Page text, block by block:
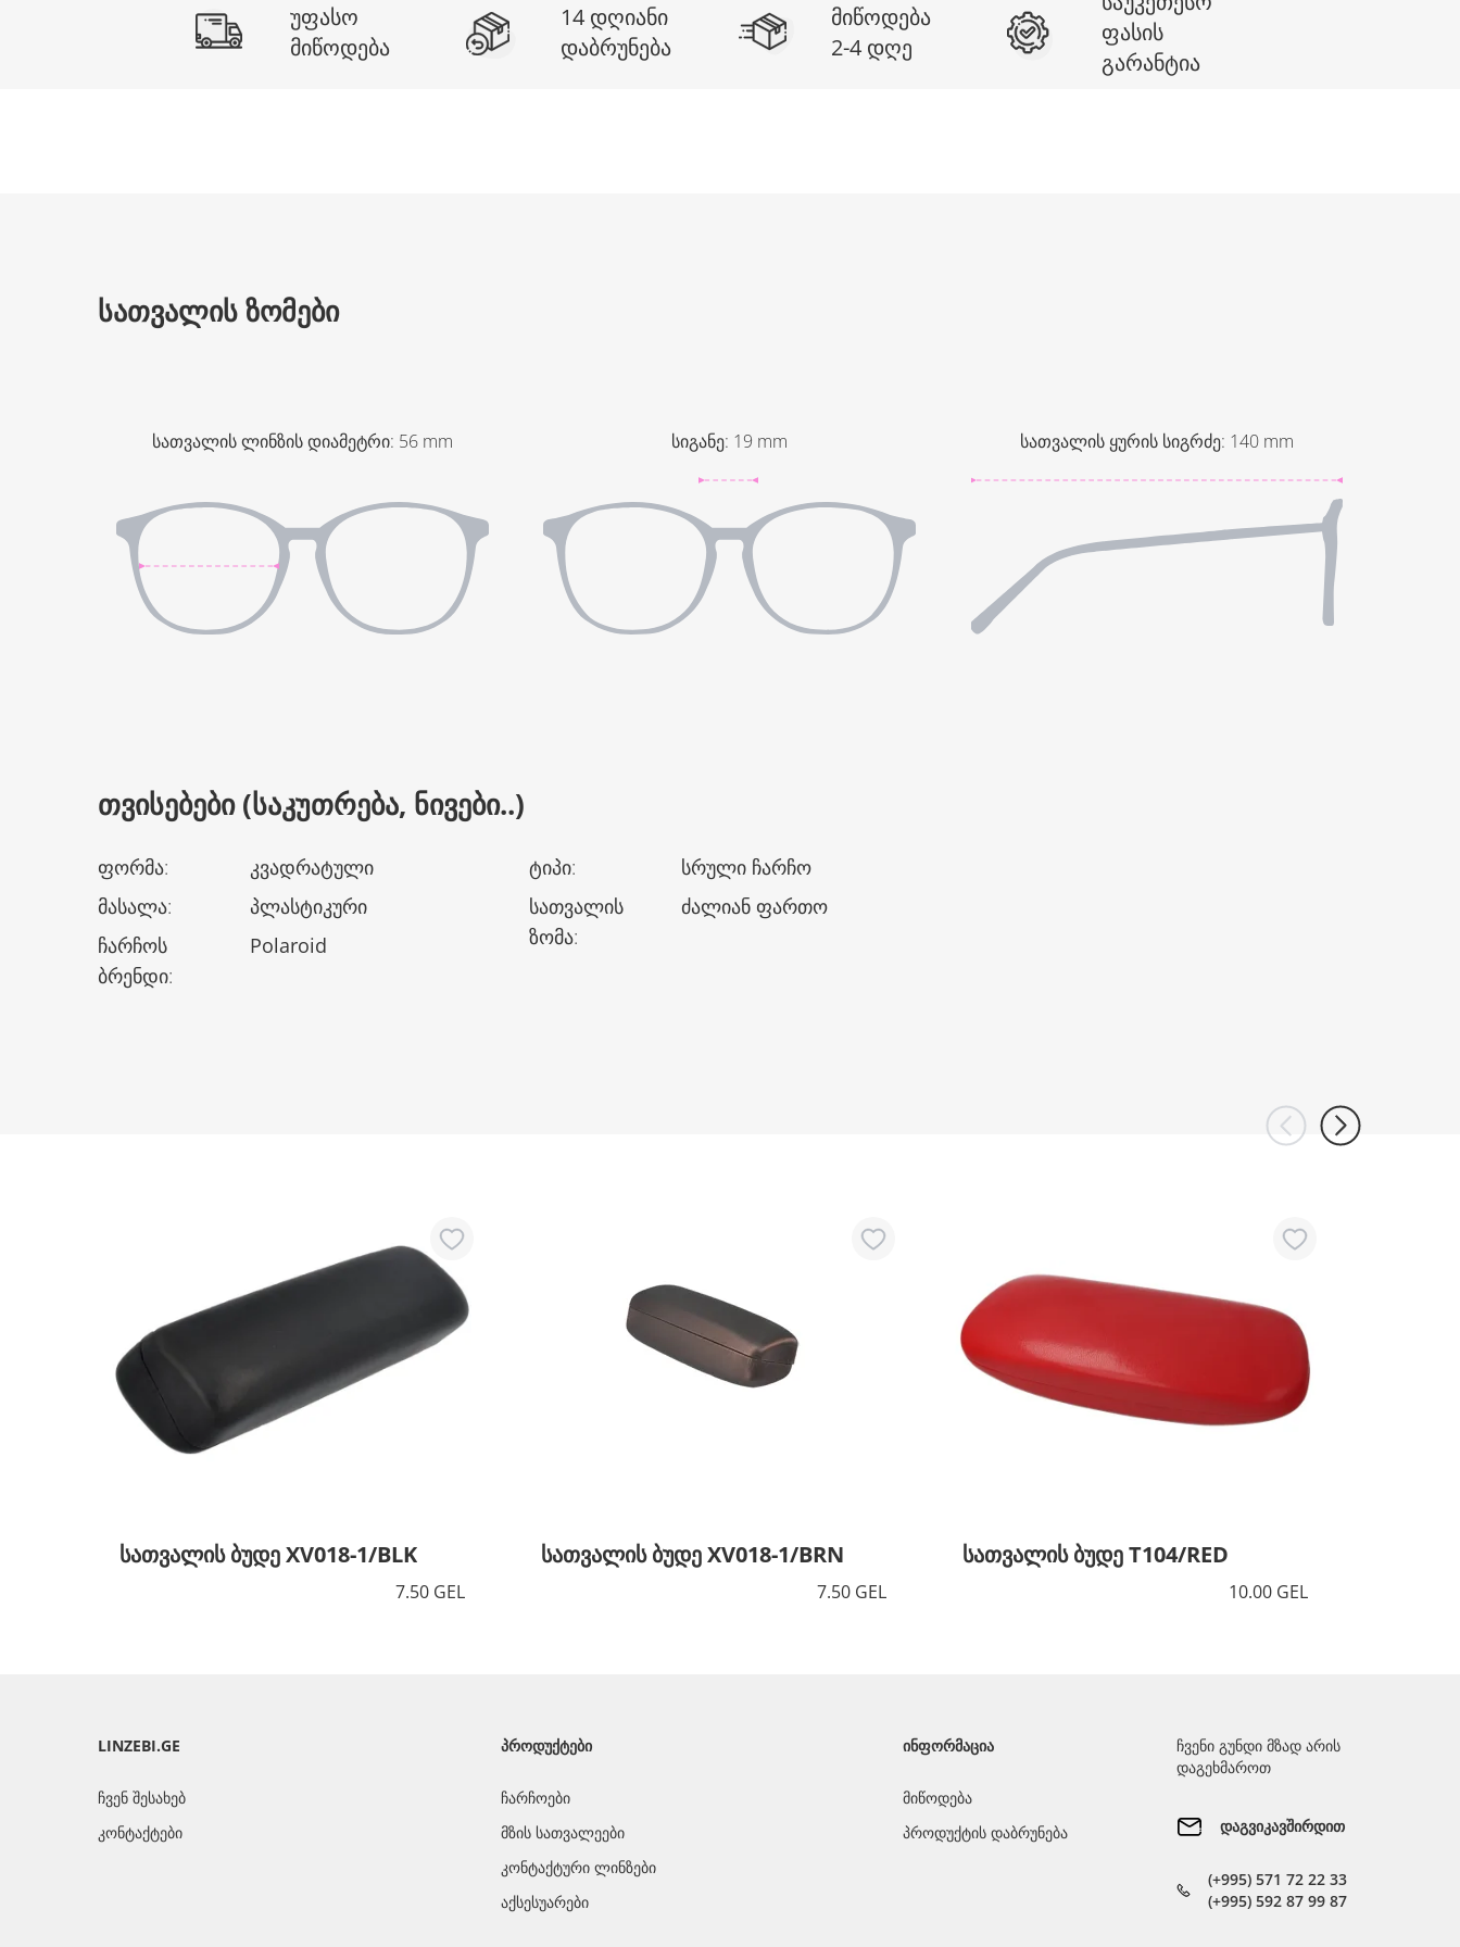
უფასო
მიწოდება
14 დღიანი
დაბრუნება
მიწოდება
2-4 დღე
ფასის
გარანტია
ᲡᲐᲗᲕᲐᲚᲘᲡ ᲖᲝᲛᲔᲑᲘ
სათვალის ლინზის დიამეტრი: 56 mm სიგანე: 19 mm სათვალის ყურის სიგრძე: 140 mm
ᲗᲕᲘᲡᲔᲑᲔᲑᲘ (ᲡᲐᲙᲣᲗᲠᲔᲑᲐ, ᲜᲘᲕᲔᲑᲘ..)
ფორმა:
კვადრატული
მასალა:
პლასტიკური
ჩარჩოს
ბრენდი:
Polaroid
ტიპი:
სრული ჩარჩო
სათვალის
ზომა:
ძალიან ფართო
სათვალის ბუდე XV018-1/BLK
7.50 GEL
სათვალის ბუდე XV018-1/BRN
7.50 GEL
სათვალის ბუდე T104/RED
10.00 GEL
LINZEBI.GE
ჩვენ შესახებ
კონტაქტები
ᲞᲠᲝᲓᲣᲥᲢᲔᲑᲘ
ჩარჩოები
მზის სათვალეები
კონტაქტური ლინზები
აქსესუარები
ᲘᲜᲤᲝᲠᲛᲐᲪᲘᲐ
მიწოდება
პროდუქტის დაბრუნება
ჩვენი გუნდი მზად არის
დაგეხმაროთ
დაგვიკავშირდით
(+995) 571 72 22 33
(+995) 592 87 99 87